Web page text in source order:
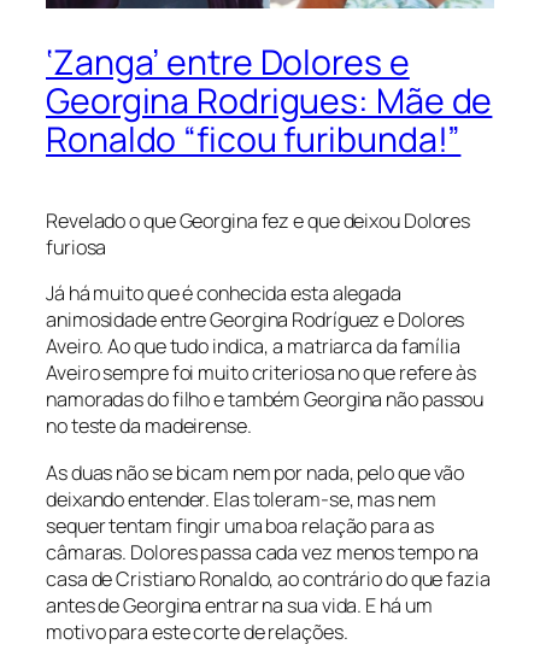
‘Zanga’ entre Dolores e
Georgina Rodrigues: Mãe de
Ronaldo “ficou furibunda!”
Revelado o que Georgina fez e que deixou Dolores
furiosa
Já há muito que é conhecida esta alegada
animosidade entre Georgina Rodríguez e Dolores
Aveiro. Ao que tudo indica, a matriarca da família
Aveiro sempre foi muito criteriosa no que refere às
namoradas do filho e também Georgina não passou
no teste da madeirense.
As duas não se bicam nem por nada, pelo que vão
deixando entender. Elas toleram-se, mas nem
sequer tentam fingir uma boa relação para as
câmaras. Dolores passa cada vez menos tempo na
casa de Cristiano Ronaldo, ao contrário do que fazia
antes de Georgina entrar na sua vida. E há um
motivo para este corte de relações.